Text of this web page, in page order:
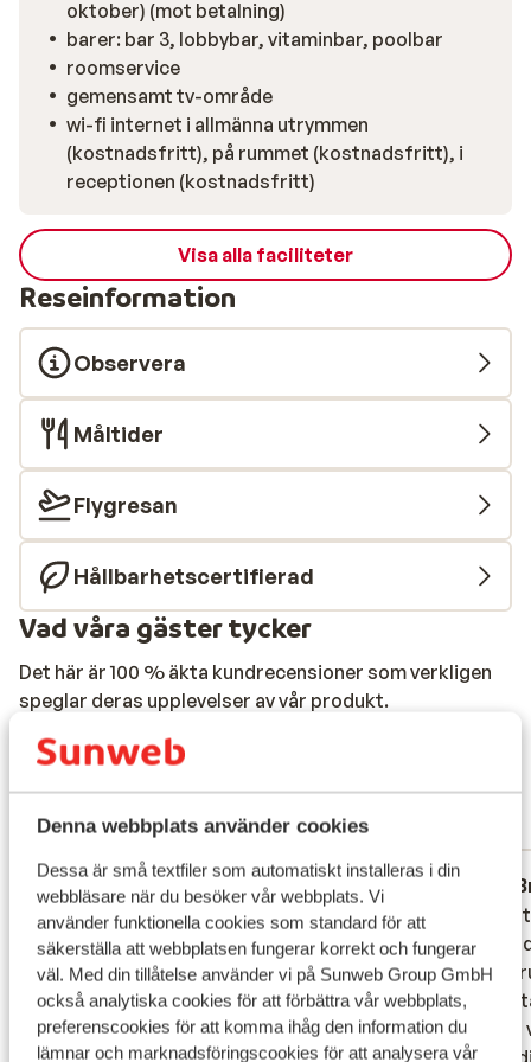
Denna webbplats använder cookies
Dessa är små textfiler som automatiskt installeras i din
webbläsare när du besöker vår webbplats. Vi
använder funktionella cookies som standard för att
säkerställa att webbplatsen fungerar korrekt och fungerar
väl. Med din tillåtelse använder vi på Sunweb Group GmbH
också analytiska cookies för att förbättra vår webbplats,
preferenscookies för att komma ihåg den information du
lämnar och marknadsföringscookies för att analysera vår
oktober) (mot betalning)
barer: bar 3, lobbybar, vitaminbar, poolbar
roomservice
gemensamt tv-område
wi-fi internet i allmänna utrymmen
(kostnadsfritt), på rummet (kostnadsfritt), i
receptionen (kostnadsfritt)
Visa alla faciliteter
Reseinformation
Observera
Måltider
Flygresan
Hållbarhetscertifierad
Vad våra gäster tycker
Det här är 100 % äkta kundrecensioner som verkligen
speglar deras upplevelser av vår produkt.
Fantastisk
146 omdömen
Mest bokad av familj
9.0 Fantastisk
för 2 veckor sedan
We komen hier inmiddels al een paar jaar
achter elkaar 2x per jaar, Alles is gewoon
goed en degelijk en prima als je kijkt naar
de prijs en kwaliteit verhouding. En wij
vinden eigelijk nog het belangrijkste en
fijnste dat al het eten afgeschermd is bij
We komen hier inmiddels al een paar jaar
achter elkaar 2x per jaar, Alles is gewoon
goed en degelijk en prima als je kijkt naar
de prijs en kwaliteit verhouding. En wij
vinden eigelijk nog het belangrijkste en
fijnste dat al het eten afgeschermd is bij
Het
waren
De
de
vinden
zoals
Het
waren
De
de
vinden
zoals